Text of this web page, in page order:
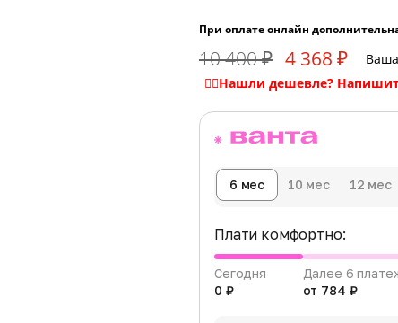
При оплате онлайн
10 400 ₽ 4 368 ₽
6 мес 10 мес 12 мес
Плати комфортно:
Сегодня
0 ₽
Далее 6
от 784 ₽